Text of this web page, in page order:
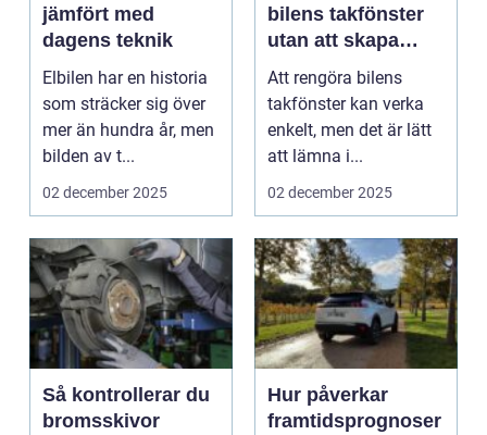
jämfört med
dagens teknik
Elbilen har en historia
som sträcker sig över
mer än hundra år, men
bilden av t...
02 december 2025
bilens takfönster
utan att skapa
ränder
Att rengöra bilens
takfönster kan verka
enkelt, men det är lätt
att lämna i...
02 december 2025
Så kontrollerar du
bromsskivor
Hur påverkar
framtidsprognoser